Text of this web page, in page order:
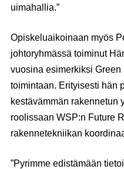
uimahallia.”
Opiskeluaikoinaan myös
johtoryhmässä toiminut
vuosina esimerkiksi
toimintaan. Erityisesti hän
kestävämmän rakennetun
roolissaan WSP:n Future
rakennetekniikan
”Pyrimme edistämään